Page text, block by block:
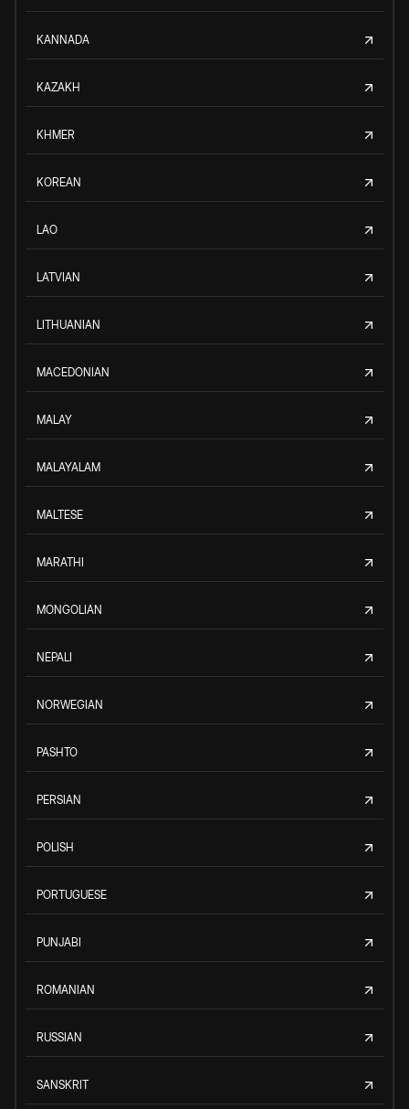
KANNADA
KAZAKH
KHMER
KOREAN
LAO
LATVIAN
LITHUANIAN
MACEDONIAN
MALAY
MALAYALAM
MALTESE
MARATHI
MONGOLIAN
NEPALI
NORWEGIAN
PASHTO
PERSIAN
POLISH
PORTUGUESE
PUNJABI
ROMANIAN
RUSSIAN
SANSKRIT